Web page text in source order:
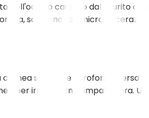
dell'occhio causato dal prurito
scagionando micro-lacerazioni
si sfibra e sprofonda verso il
per irrobustirne l'impalcatura.